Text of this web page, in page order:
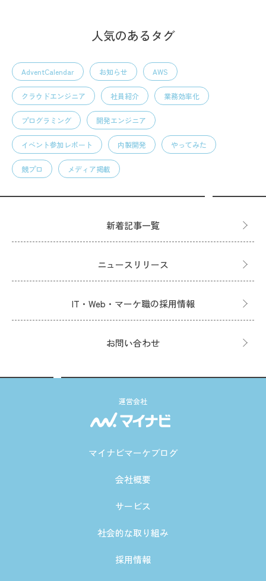
人気のあるタグ
AdventCalendar お知らせ AWS
クラウドエンジニア 社員紹介 業務効率化
プログラミング 開発エンジニア
イベント参加レポート 内製開発 やってみた
競プロ メディア掲載
新着記事一覧
ニュースリリース
IT・Web・マーケ職の採用情報
お問い合わせ
運営会社
マイナビマーケブログ
会社概要
サービス
社会的な取り組み
採用情報